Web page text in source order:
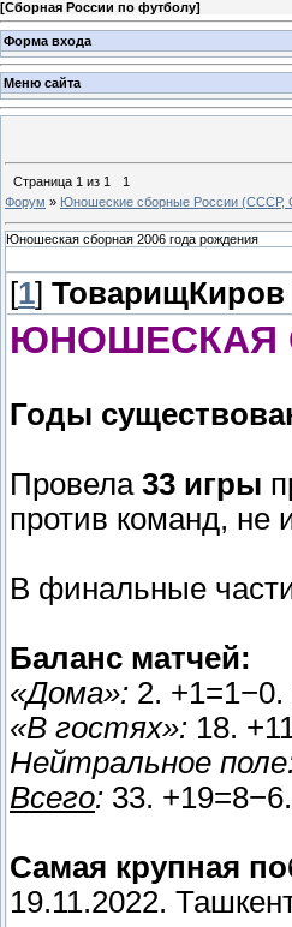
[Сборная России по футболу]
Форма входа
Меню сайта
Страница 1 из 1
1
Форум » Юношеские сборные России (СССР,
Юношеская сборная 2006 года рождения
[1] ТоварищКиров
ЮНОШЕСКАЯ
Годы
Провела 33 игры
против команд, не
В финальные
Баланс матчей:
«Дома»: 2. +1=1−0.
«В гостях»: 18.
Нейтральное
Всего: 33.
Самая крупная
19.11.2022.